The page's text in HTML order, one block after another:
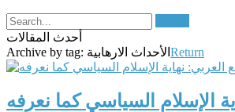
أحدث المقالات
Archive by tag: الأحداث الارهابية Return
الإسلام السياسي كما نعرفه